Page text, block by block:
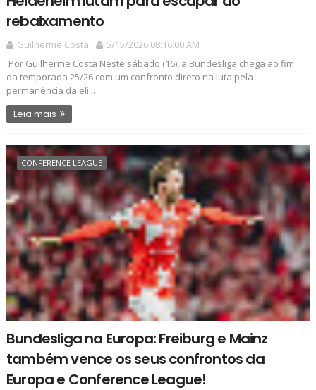
rebaixamento
Guilherme Costa
5/15/2026 08:16:00 AM
Por Guilherme Costa Neste sábado (16), a Bundesliga chega ao fim
da temporada 25/26 com um confronto direto na luta pela
permanência da eli...
Leia mais
CONFERENCE LEAGUE
Bundesliga na Europa: Freiburg e Mainz
também vence os seus confrontos da
Europa e Conference League!